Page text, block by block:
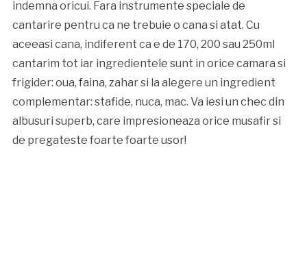
indemna oricui. Fara instrumente speciale de
cantarire pentru ca ne trebuie o cana si atat. Cu
aceeasi cana, indiferent ca e de 170, 200 sau 250ml
cantarim tot iar ingredientele sunt in orice camara si
frigider: oua, faina, zahar si la alegere un ingredient
complementar: stafide, nuca, mac. Va iesi un chec din
albusuri superb, care impresioneaza orice musafir si
de pregateste foarte foarte usor!